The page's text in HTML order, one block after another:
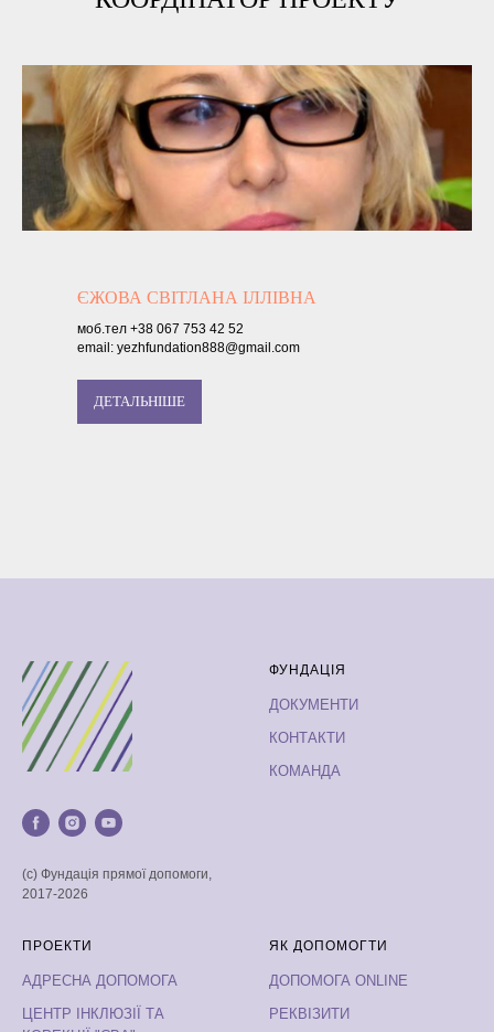
ЄЖОВА СВІТЛАНА ІЛЛІВНА
моб.тел +38 067 753 42 52
email: yezhfundation888@gmail.com
ДЕТАЛЬНІШЕ
(с) Фундація прямої допомоги,
2017-2026
ФУНДАЦІЯ
ДОКУМЕНТИ
КОНТАКТИ
КОМАНДА
ПРОЕКТИ
АДРЕСНА ДОПОМОГА
ЦЕНТР ІНКЛЮЗІЇ ТА
ЯК ДОПОМОГТИ
ДОПОМОГА ONLINE
РЕКВІЗИТИ